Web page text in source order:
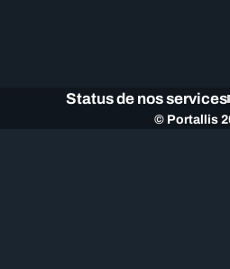
Status de nos services
© Portallis